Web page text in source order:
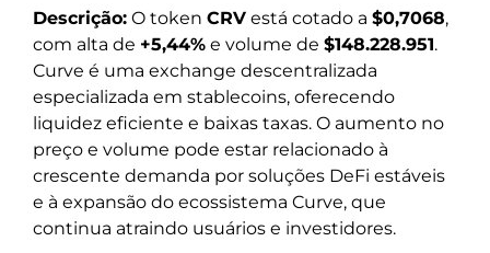
Descrição: O token CRV está cotado a $0,7068,
com alta de +5,44% e volume de $148.228.951.
Curve é uma exchange descentralizada
especializada em stablecoins, oferecendo
liquidez eficiente e baixas taxas. O aumento no
preço e volume pode estar relacionado à
crescente demanda por soluções DeFi estáveis
e à expansão do ecossistema Curve, que
continua atraindo usuários e investidores.